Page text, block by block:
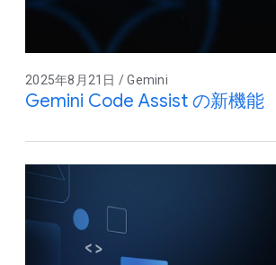
2025年8月21日 / Gemini
Gemini Code Assist の新機能